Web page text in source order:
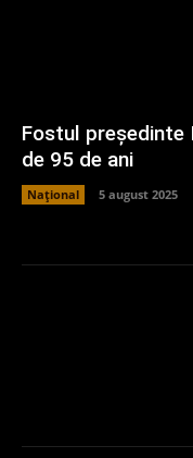
Fostul președinte
de 95 de ani
Național 5 august 2025